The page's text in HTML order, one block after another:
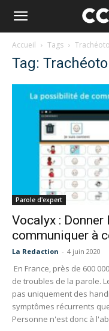
Accueil Tags
Tag:
Parole d'expert
Vocalyx : Donner
communiquer à
La Redaction - 4 juin 2020
En France, près de 600
de troubles de la parole.
pas uniquement des
symptômes récurrents
Personne n'est donc à